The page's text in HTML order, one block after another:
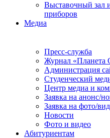
Выставочный зал
приборов
Медиа
Пресс-служба
Журнал «Планета
Администрация
Студенческий
Центр медиа и
Заявка на анонс/
Заявка на фото/
Новости
Фото и видео
Абитуриентам